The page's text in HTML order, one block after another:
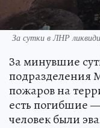
За сутки в ЛНР
За минувшие
подразделения
пожаров на
есть погибшие
человек были